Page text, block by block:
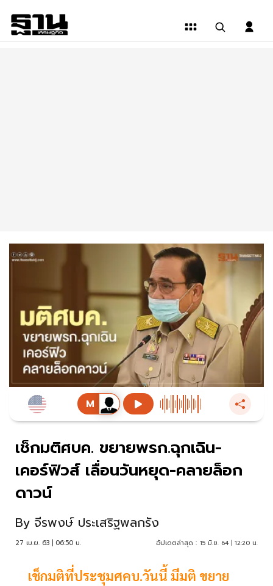
เช็กมติศบค. ขยายพรก.ฉุกเฉิน-
เคอร์ฟิวส์ เลื่อนวันหยุด-คลายล็อก
ดาวน์
By จีรพงษ์ ประเสริฐพลกรัง
27 เม.ย. 63 | 06:50 น. อัปเดตล่าสุด : 15 มิ.ย. 64 | 12:20 น.
เช็กมติที่ประชุมศคบ.วันนี้ มีมติ ขยาย